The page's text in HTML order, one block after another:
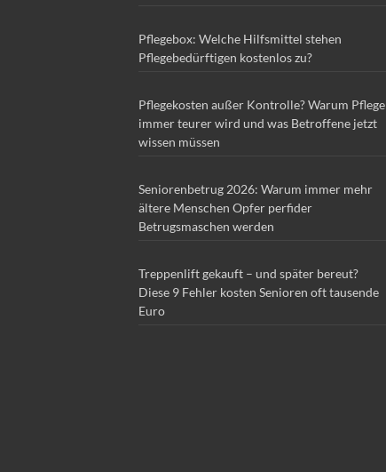
Pflegebox: Welche Hilfsmittel stehen
Pflegebedürftigen kostenlos zu?
Pflegekosten außer Kontrolle? Warum Pflege
immer teurer wird und was Betroffene jetzt
wissen müssen
Seniorenbetrug 2026: Warum immer mehr
ältere Menschen Opfer perfider
Betrugsmaschen werden
Treppenlift gekauft – und später bereut?
Diese 9 Fehler kosten Senioren oft tausende
Euro